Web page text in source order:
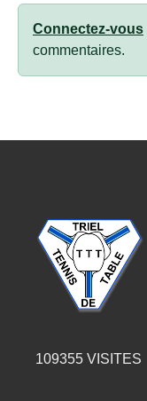
Connectez-vous
commentaires.
109355 VISITES